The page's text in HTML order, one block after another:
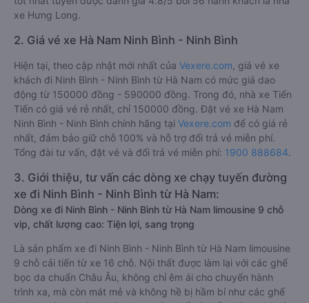
xe Hưng Long.
2. Giá vé xe Hà Nam Ninh Bình - Ninh Bình
Hiện tại, theo cập nhật mới nhất của Vexere.com , giá vé xe
khách đi Ninh Bình - Ninh Bình từ Hà Nam có mức giá dao
động từ 150000 đồng - 590000 đồng. Trong đó, nhà xe Tiến
Tiến có giá vé rẻ nhất, chỉ 150000 đồng. Đặt vé xe Hà Nam
Ninh Bình - Ninh Bình chính hãng tại Vexere.com để có giá rẻ
nhất, đảm bảo giữ chỗ 100% và hỗ trợ đổi trả vé miễn phí.
Tổng đài tư vấn, đặt vé và đổi trả vé miễn phí: 1900 888684.
3. Giới thiệu, tư vấn các dòng xe chạy tuyến đường
xe đi Ninh Bình - Ninh Bình từ Hà Nam:
Dòng xe đi Ninh Bình - Ninh Bình từ Hà Nam limousine 9 chỗ
vip, chất lượng cao: Tiện lợi, sang trọng
Là sản phẩm xe đi Ninh Bình - Ninh Bình từ Hà Nam limousine
9 chỗ cải tiến từ xe 16 chỗ. Nội thất được làm lại với các ghế
bọc da chuẩn Châu Âu, không chỉ êm ái cho chuyến hành
trình xa, mà còn mát mẻ và không hề bị hầm bí như các ghế